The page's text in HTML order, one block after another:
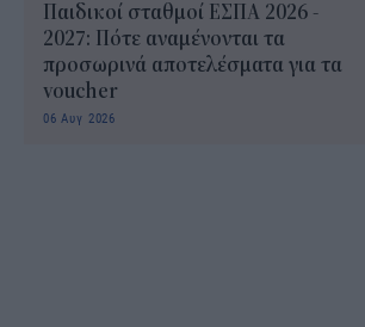
Παιδικοί σταθμοί ΕΣΠΑ 2026 -
2027: Πότε αναμένονται τα
προσωρινά αποτελέσματα για τα
voucher
06 Αυγ 2026